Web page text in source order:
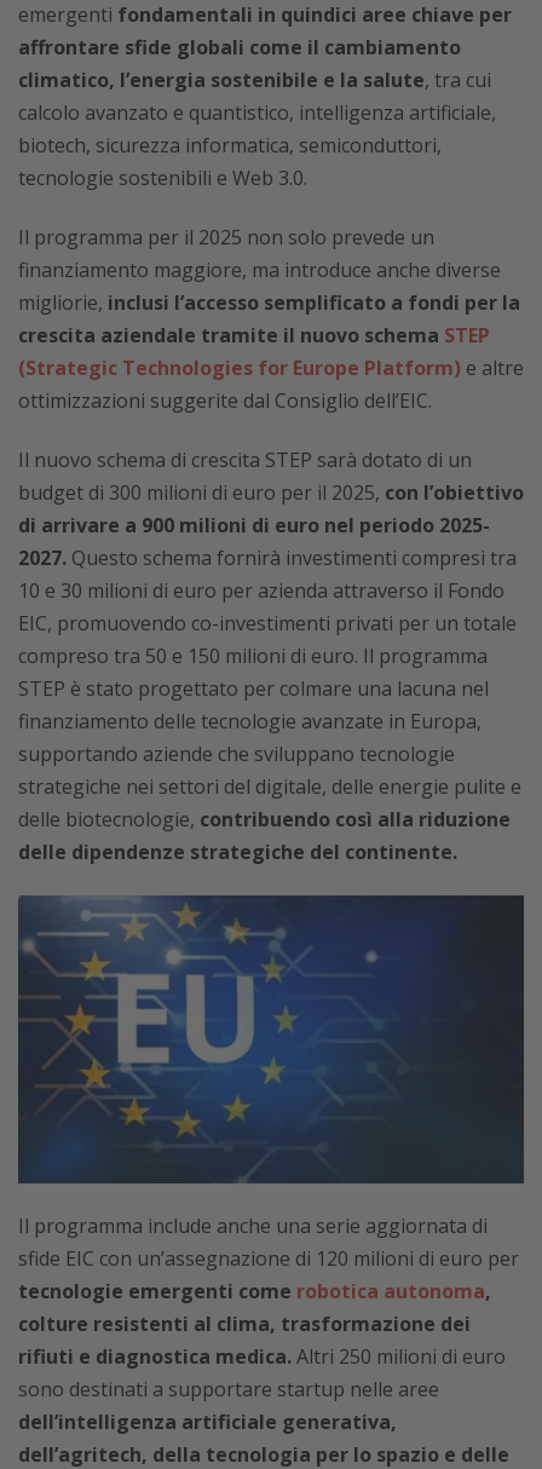
emergenti fondamentali in quindici aree chiave per
affrontare sfide globali come il cambiamento
climatico, l’energia sostenibile e la salute, tra cui
calcolo avanzato e quantistico, intelligenza artificiale,
biotech, sicurezza informatica, semiconduttori,
tecnologie sostenibili e Web 3.0.
Il programma per il 2025 non solo prevede un
finanziamento maggiore, ma introduce anche diverse
migliorie, inclusi l’accesso semplificato a fondi per la
crescita aziendale tramite il nuovo schema STEP
(Strategic Technologies for Europe Platform) e altre
ottimizzazioni suggerite dal Consiglio dell’EIC.
Il nuovo schema di crescita STEP sarà dotato di un
budget di 300 milioni di euro per il 2025, con l’obiettivo
di arrivare a 900 milioni di euro nel periodo 2025-
2027. Questo schema fornirà investimenti compresi tra
10 e 30 milioni di euro per azienda attraverso il Fondo
EIC, promuovendo co-investimenti privati per un totale
compreso tra 50 e 150 milioni di euro. Il programma
STEP è stato progettato per colmare una lacuna nel
finanziamento delle tecnologie avanzate in Europa,
supportando aziende che sviluppano tecnologie
strategiche nei settori del digitale, delle energie pulite e
delle biotecnologie, contribuendo così alla riduzione
delle dipendenze strategiche del continente.
Il programma include anche una serie aggiornata di
sfide EIC con un’assegnazione di 120 milioni di euro per
tecnologie emergenti come robotica autonoma,
colture resistenti al clima, trasformazione dei
rifiuti e diagnostica medica.Altri 250 milioni di euro
sono destinati a supportare startup nelle aree
dell’intelligenza artificiale generativa,
dell’agritech, della tecnologia per lo spazio e delle